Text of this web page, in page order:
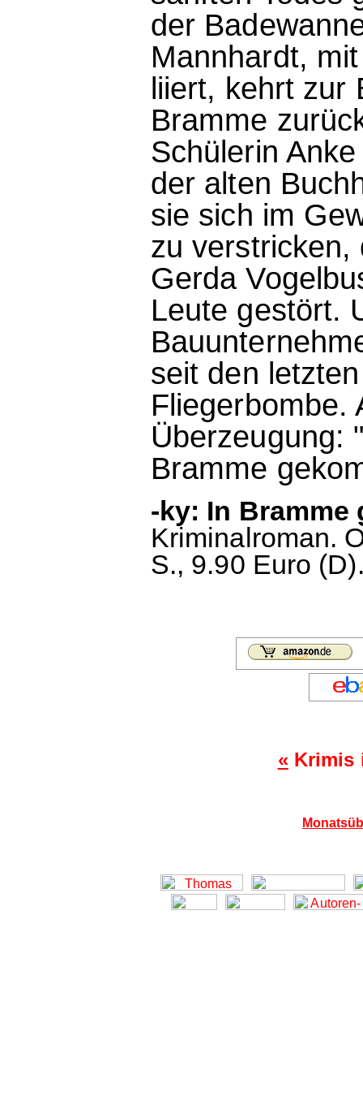
der
Mannhardt,
liiert, kehrt zur
Bramme
Schülerin
der alten
sie sich im
zu verstricken,
Gerda
Leute gestört.
seit den
Fliegerbombe.
Überzeugung:
Bramme
-ky: In Bramme
Kriminalroman.
S., 9.90 Euro
«Krimis